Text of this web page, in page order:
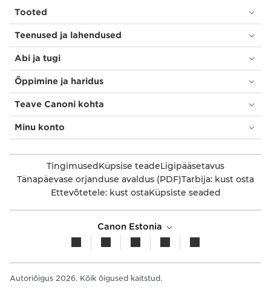
Tooted
Teenused ja lahendused
Abi ja tugi
Õppimine ja haridus
Teave Canoni kohta
Minu konto
Tingimused Küpsise teadeLigipääsetavus
Tänapäevase orjanduse avaldus (PDF)Tarbija: kust osta
Ettevõtetele: kust ostaKüpsiste seaded
Canon Estonia
Autoriõigus 2026. Kõik õigused kaitstud.